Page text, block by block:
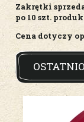
Zakrętki
po 10 szt.
Cena dotyczy